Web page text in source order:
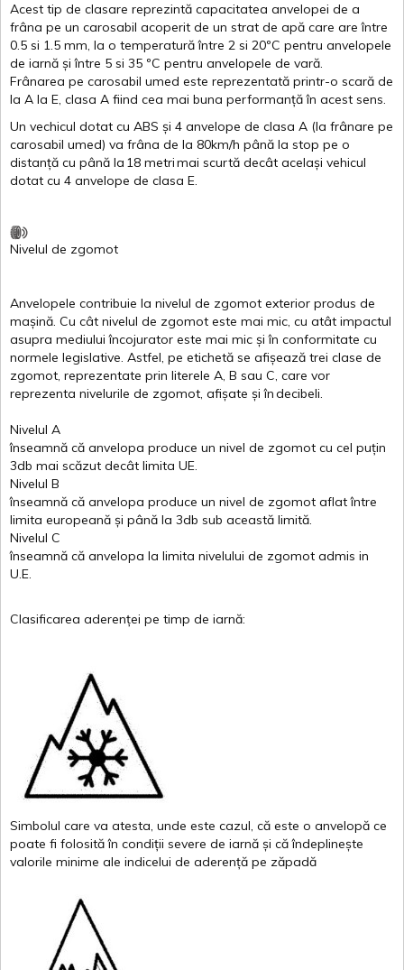
Acest tip de clasare reprezintă capacitatea anvelopei de a
frâna pe un carosabil acoperit de un strat de apă care areîntre
0.5 si 1.5 mm, la o temperatură între 2 si 20ºC pentru anvelopele
de iarnă și între 5 si 35 ºC pentru anvelopele de vară.
Frânarea pe carosabil umed este reprezentată printr-o scară de
la A la E, clasa A fiind cea mai buna performanță în acest sens.
Un vechicul dotat cu ABS și 4 anvelope de clasa A (la frânare pe
carosabil umed) va frâna de la 80km/h până la stop pe o
distanță cu până la 18 metrimai scurtă decât același vehicul
dotat cu 4 anvelope de clasa E.
Nivelul de zgomot
Anvelopele contribuie la nivelul de zgomot exterior produs de
mașină. Cu cât nivelul de zgomot este mai mic, cu atât impactul
asupra mediului încojurator este mai mic și în conformitate cu
normele legislative. Astfel, pe etichetă se afișează trei clase de
zgomot, reprezentate prin literele A, B sau C, care vor
reprezenta nivelurile de zgomot, afișate și îndecibeli.
Nivelul A
înseamnă că anvelopa produce un nivel de zgomot cu cel puțin
3db mai scăzut decât limita UE.
Nivelul B
înseamnă că anvelopa produce un nivel de zgomot aflat între
limita europeană și până la 3db sub această limită.
Nivelul C
înseamnă că anvelopa la limita nivelului de zgomot admis in
U.E.
Clasificarea aderenței pe timp de iarnă:
Simbolul care va atesta, unde este cazul, că este o anvelopă ce
poate fi folosită în condiții severe de iarnă și că îndeplinește
valorile minime ale indicelui de aderență pe zăpadă